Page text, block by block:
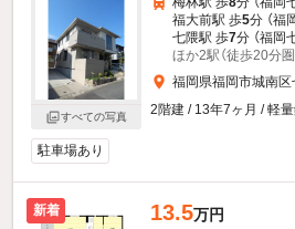
すべての写真
福大前駅 歩5分 （福
七隈駅 歩7分 （福岡
ほか2駅（徒歩20分圏
福岡県福岡市城南区
2階建 / 13年7ヶ月 / 軽
駐車場あり
新着 13.5万円